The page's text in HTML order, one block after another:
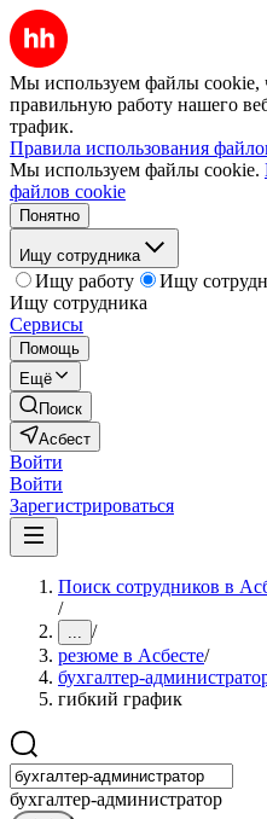
Мы используем файлы cookie,
правильную работу нашего
трафик.
Правила использования
Мы используем файлы cookie.
файлов cookie
Понятно
Ищу сотрудника
Ищу работу
Ищу
Ищу сотрудника
Сервисы
Помощь
Ещё
Поиск
Асбест
Войти
Войти
Зарегистрироваться
Поиск сотрудников в
/
... /
резюме в Асбесте/
бухгалтер-
гибкий график
бухгалтер-администратор